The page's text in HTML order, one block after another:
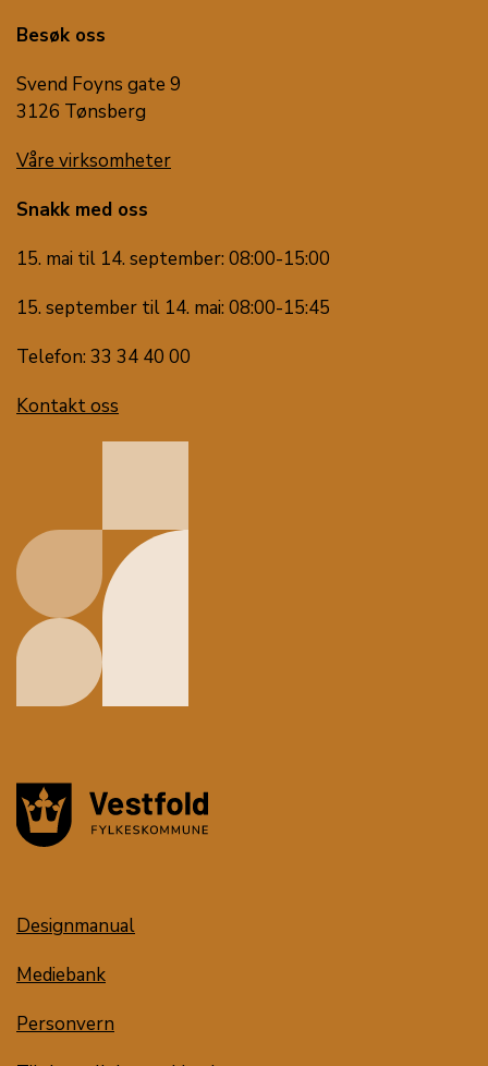
Besøk oss
Svend Foyns gate 9
3126 Tønsberg
Våre virksomheter
Snakk med oss
15. mai til 14. september: 08:00-15:00
15. september til 14. mai: 08:00-15:45
Telefon: 33 34 40 00
Kontakt oss
Designmanual
Mediebank
Personvern